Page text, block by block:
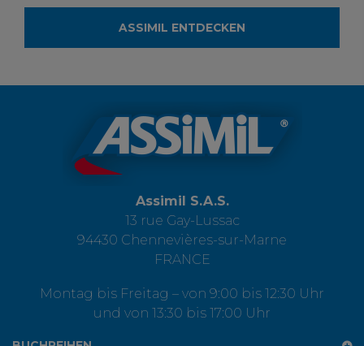
ASSIMIL ENTDECKEN
Assimil S.A.S.
13 rue Gay-Lussac
94430 Chennevières-sur-Marne
FRANCE
Montag bis Freitag – von 9:00 bis 12:30 Uhr
und von 13:30 bis 17:00 Uhr